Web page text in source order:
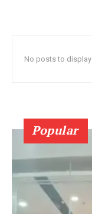
No posts to display
Popular